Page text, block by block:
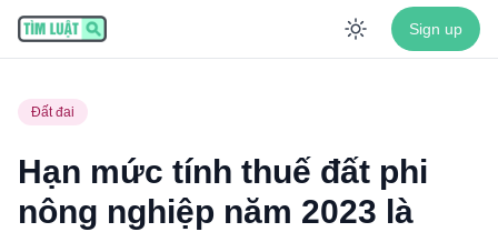
Enable
Sign up
Đất đai
Hạn mức tính thuế đất phi
nông nghiệp năm 2023 là